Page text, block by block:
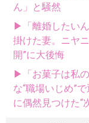
ん」と騒然
▶「離婚したい
掛けた妻。ニヤ
開”に大後悔
▶「お菓子は私
な“職場いじめ”
に偶然見つけた“